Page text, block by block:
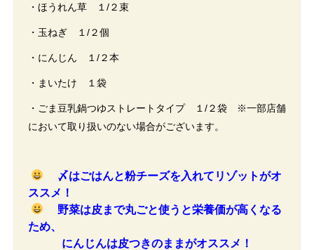
・ほうれん草 １/２束
・玉ねぎ １/２個
・にんじん １/２本
・まいたけ １袋
・ごま豆乳鍋つゆストレートタイプ １/２袋 ※一部店舗
において取り扱いのない場合がございます。
〆はごはんと粉チーズを入れてリゾットがオ
ススメ！
野菜は皮まで丸ごと使うと栄養価が高くなる
ため、
にんじんは皮つきのままがオススメ！